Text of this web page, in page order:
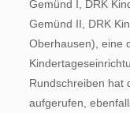
Gemünd I, DRK
Gemünd II, DRK
Oberhausen), eine
Rundschreiben hat
aufgerufen,